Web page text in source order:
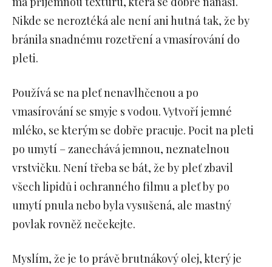
Nikde se neroztéká ale není ani hutná tak, že by
bránila snadnému rozetření a vmasírování do
pleti.
Používá se na pleť nenavlhčenou a po
vmasírování se smyje s vodou. Vytvoří jemné
mléko, se kterým se dobře pracuje. Pocit na pleti
po umytí – zanechává jemnou, neznatelnou
vrstvičku. Není třeba se bát, že by pleť zbavil
všech lipidů i ochranného filmu a pleť by po
umytí pnula nebo byla vysušená, ale mastný
povlak rovněž nečekejte.
Myslím, že je to právě brutnákový olej, který je